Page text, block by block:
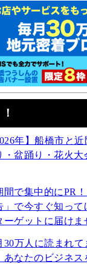
年】船橋市と
・盆踊り・花火大
間で集中的にPR
」で今すぐ知っ
ーゲットに届けま
30万人に読まれ
あなたのビジネス